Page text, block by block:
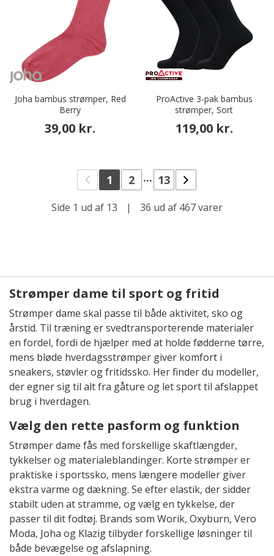
Joha bambus strømper, Red
Berry
39,00 kr.
ProActive 3-pak bambus
strømper, Sort
119,00 kr.
1 2 ... 13
Side 1 ud af 13 | 36 ud af 467 varer
Strømper dame til sport og fritid
Strømper dame skal passe til både aktivitet, sko og
årstid. Til træning er svedtransporterende materialer
en fordel, fordi de hjælper med at holde fødderne tørre,
mens bløde hverdagsstrømper giver komfort i
sneakers, støvler og fritidssko. Her finder du modeller,
der egner sig til alt fra gåture og let sport til afslappet
brug i hverdagen.
Vælg den rette pasform og funktion
Strømper dame fås med forskellige skaftlængder,
tykkelser og materialeblandinger. Korte strømper er
praktiske i sportssko, mens længere modeller giver
ekstra varme og dækning. Se efter elastik, der sidder
stabilt uden at stramme, og vælg en tykkelse, der
passer til dit fodtøj. Brands som Worik, Oxyburn, Vero
Moda, Joha og Klazig tilbyder forskellige løsninger til
både bevægelse og afslapning.